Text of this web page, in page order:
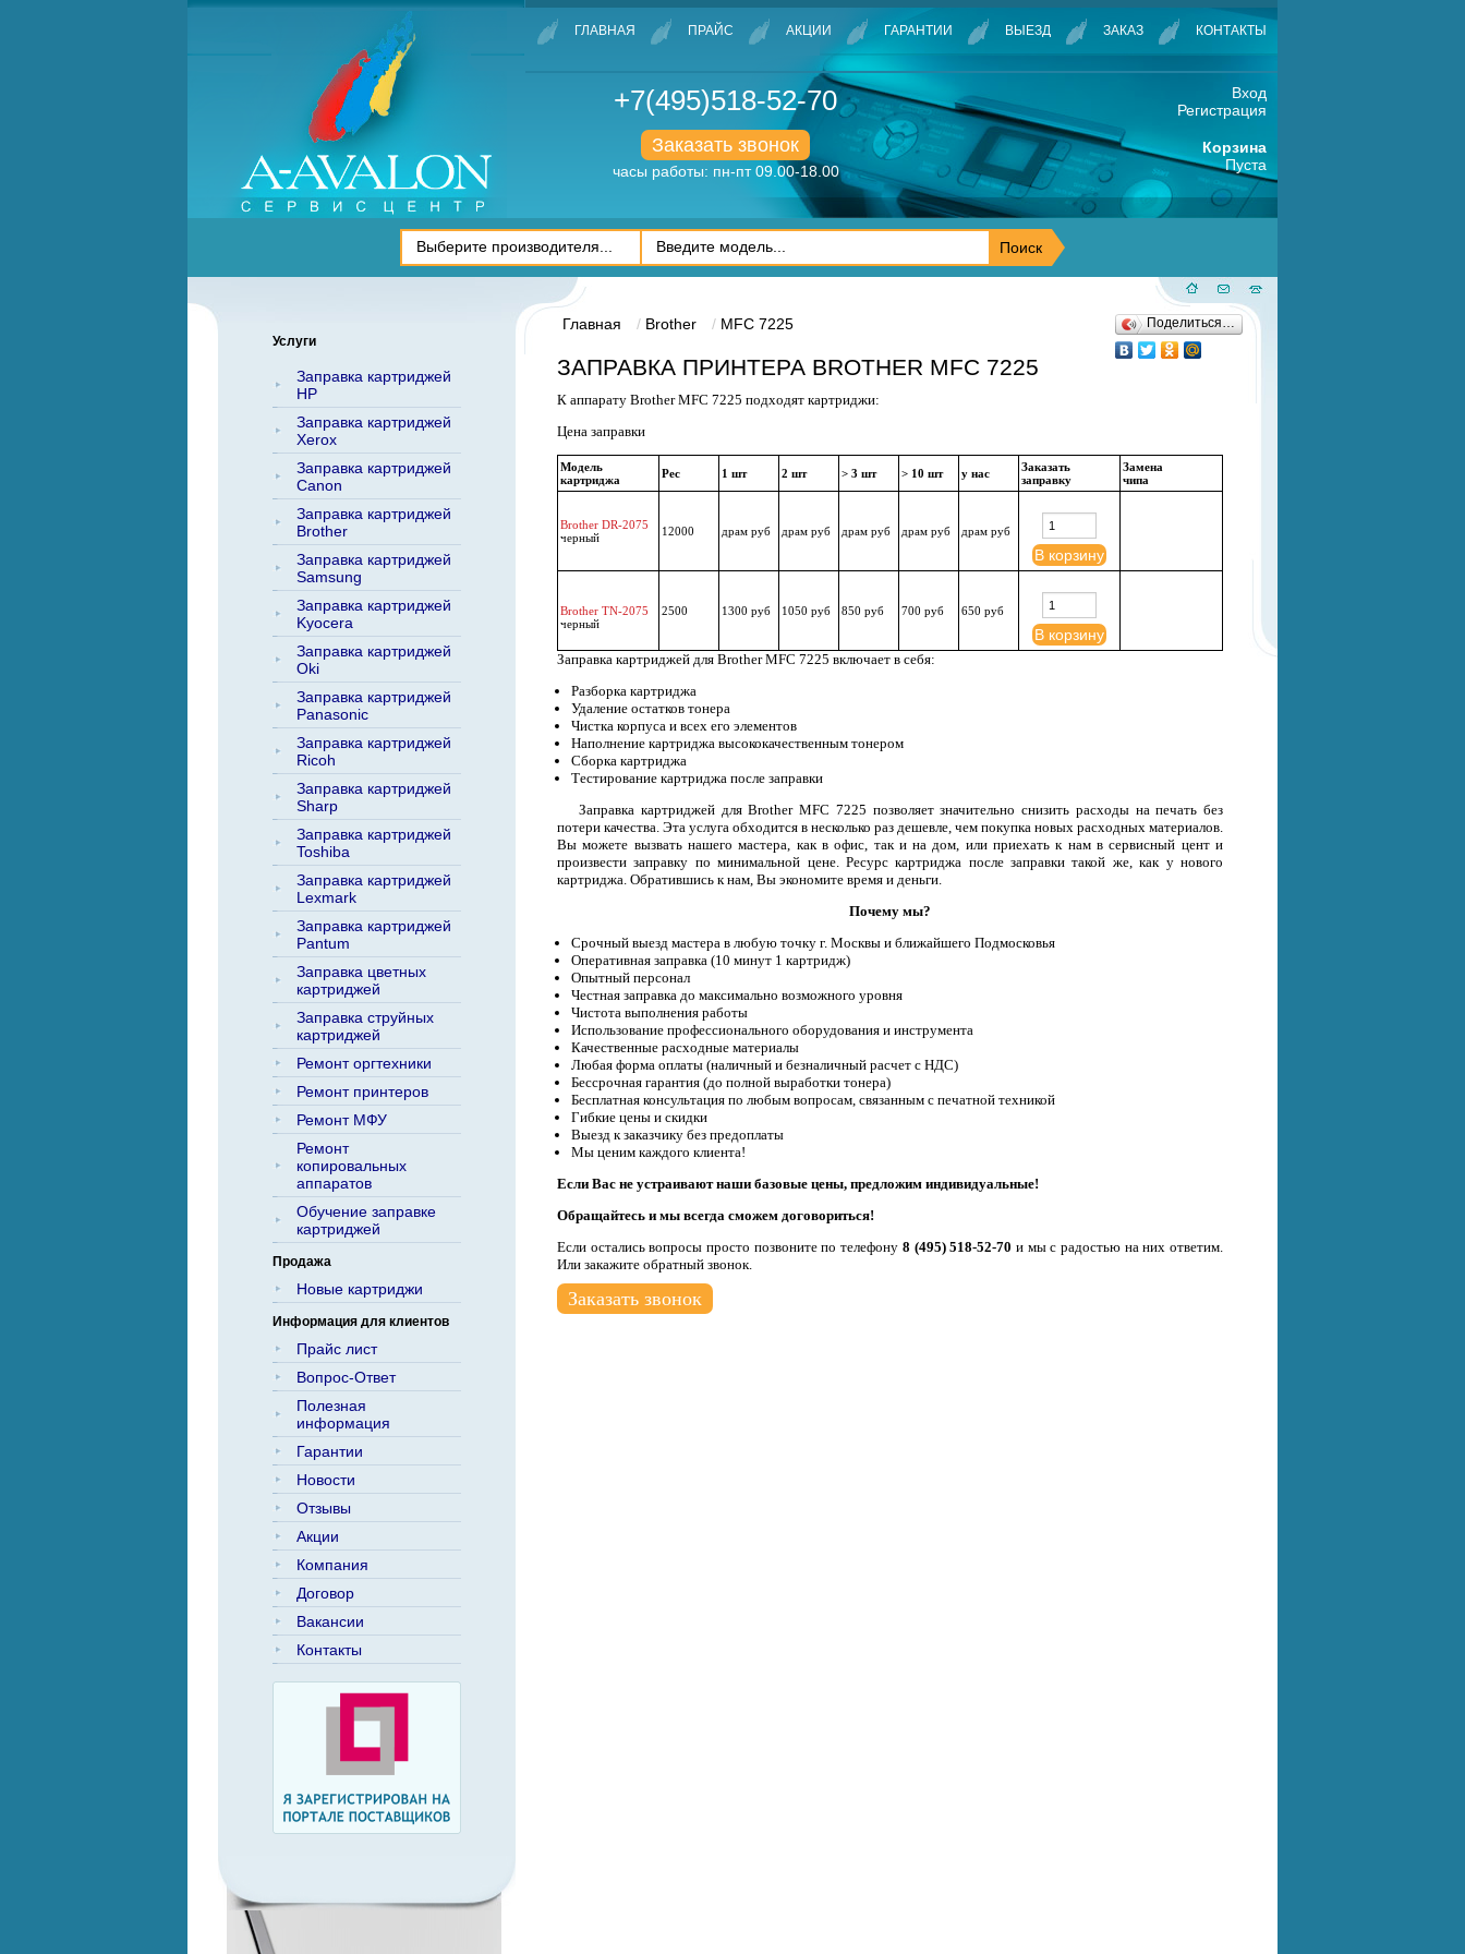
ГЛАВНАЯ ПРАЙС АКЦИИ ГАРАНТИИ ВЫЕЗД ЗАКАЗ КОНТАКТЫ
+7(495)518-52-70
Заказать звонок
часы работы: пн-пт 09.00-18.00
Вход
Регистрация
Корзина
Пуста
Услуги
Заправка картриджей
HP
Заправка картриджей
Xerox
Заправка картриджей
Canon
Заправка картриджей
Brother
Заправка картриджей
Samsung
Заправка картриджей
Kyocera
Заправка картриджей
Oki
Заправка картриджей
Panasonic
Заправка картриджей
Ricoh
Заправка картриджей
Sharp
Заправка картриджей
Toshiba
Заправка картриджей
Lexmark
Заправка картриджей
Pantum
Заправка цветных
картриджей
Заправка струйных
картриджей
Ремонт оргтехники
Ремонт принтеров
Ремонт МФУ
Ремонт
копировальных
аппаратов
Обучение заправке
картриджей
Продажа
Новые картриджи
Информация для клиентов
Прайс лист
Вопрос-Ответ
Полезная
информация
Гарантии
Новости
Отзывы
Акции
Компания
Договор
Вакансии
Контакты
Главная Brother MFC 7225
ЗАПРАВКА ПРИНТЕРА BROTHER MFC 7225
Поделиться…
К аппарату Brother MFC 7225 подходят картриджи:
Цена заправки
Модель
картриджа
Рес 1 шт 2 шт > 3 шт > 10 шт у нас
Заказать
заправку
Замена
чипа
Brother DR-2075
черный
12000 драм руб драм руб драм руб драм руб драм руб
В корзину
Brother TN-2075
черный
2500 1300 руб 1050 руб 850 руб 700 руб 650 руб
В корзину
Заправка картриджей для Brother MFC 7225 включает в себя:
Разборка картриджа
Удаление остатков тонера
Чистка корпуса и всех его элементов
Наполнение картриджа высококачественным тонером
Сборка картриджа
Тестирование картриджа после заправки
Заправка картриджей для Brother MFC 7225 позволяет значительно снизить расходы на печать без
потери качества. Эта услуга обходится в несколько раз дешевле, чем покупка новых расходных материалов.
Вы можете вызвать нашего мастера, как в офис, так и на дом, или приехать к нам в сервисный цент и
произвести заправку по минимальной цене. Ресурс картриджа после заправки такой же, как у нового
картриджа. Обратившись к нам, Вы экономите время и деньги.
Почему мы?
Срочный выезд мастера в любую точку г. Москвы и ближайшего Подмосковья
Оперативная заправка (10 минут 1 картридж)
Опытный персонал
Честная заправка до максимально возможного уровня
Чистота выполнения работы
Использование профессионального оборудования и инструмента
Качественные расходные материалы
Любая форма оплаты (наличный и безналичный расчет с НДС)
Бессрочная гарантия (до полной выработки тонера)
Бесплатная консультация по любым вопросам, связанным с печатной техникой
Гибкие цены и скидки
Выезд к заказчику без предоплаты
Мы ценим каждого клиента!
Если Вас не устраивают наши базовые цены, предложим индивидуальные!
Обращайтесь и мы всегда сможем договориться!
Если остались вопросы просто позвоните по телефону 8 (495) 518-52-70 и мы с радостью на них ответим.
Или закажите обратный звонок.
Заказать звонок